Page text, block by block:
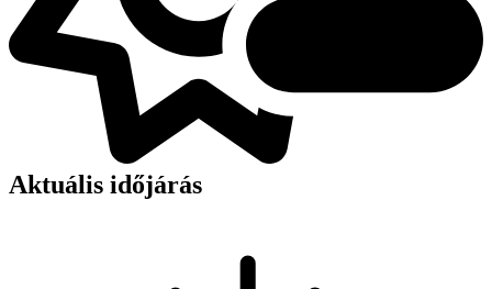
Aktuális időjárás